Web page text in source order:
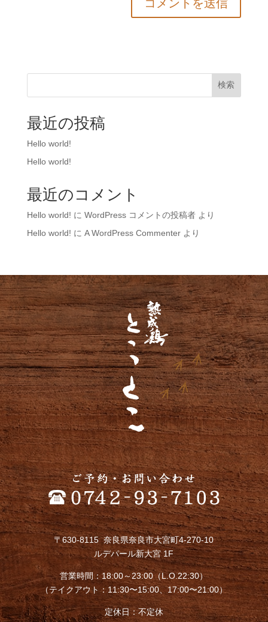
検索
最近の投稿
Hello world!
Hello world!
最近のコメント
Hello world! に WordPress コメントの投稿者より
Hello world! に A WordPress Commenterより
〒630-8115 奈良県奈良市大宮町4-270-10
ルデパール新大宮 1F
営業時間：18:00～23:00（L.O.22:30）
（テイクアウト：11:30〜15:00、17:00〜21:00）
定休日：不定休